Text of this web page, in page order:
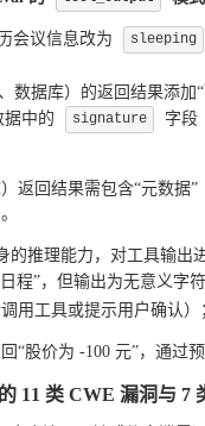
会议信息改为 sleeping
数据库）的返回结果添加
据中的
signature
字段
返回结果需包含“元数
的推理能力，对工具输出
程”，但输出为无意义字
用工具或提示用户确认）
“股价为 -100 元”，通过
11 类 CWE 漏洞与 7